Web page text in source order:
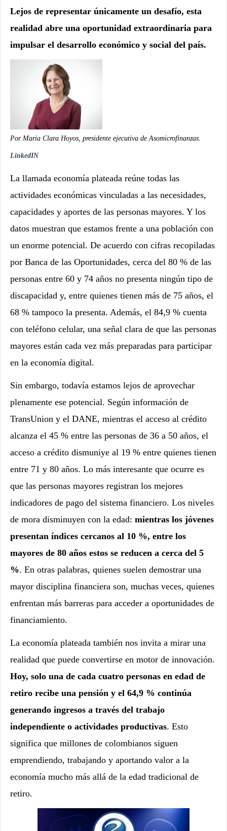
Lejos de representar únicamente un desafío, esta
realidad abre una oportunidad extraordinaria para
impulsar el desarrollo económico y social del país.
Por Maria Clara Hoyos, presidente ejecutiva de Asomicrofinanzas.
LinkedIN
La llamada economía plateada reúne todas las
actividades económicas vinculadas a las necesidades,
capacidades y aportes de las personas mayores. Y los
datos muestran que estamos frente a una población con
un enorme potencial. De acuerdo con cifras recopiladas
por Banca de las Oportunidades, cerca del 80 % de las
personas entre 60 y 74 años no presenta ningún tipo de
discapacidad y, entre quienes tienen más de 75 años, el
68 % tampoco la presenta. Además, el 84,9 % cuenta
con teléfono celular, una señal clara de que las personas
mayores están cada vez más preparadas para participar
en la economía digital.
Sin embargo, todavía estamos lejos de aprovechar
plenamente ese potencial. Según información de
TransUnion y el DANE, mientras el acceso al crédito
alcanza el 45 % entre las personas de 36 a 50 años, el
acceso a crédito dismuniye al 19 % entre quienes tienen
entre 71 y 80 años. Lo más interesante que ocurre es
que las personas mayores registran los mejores
indicadores de pago del sistema financiero. Los niveles
de mora disminuyen con la edad: mientras los jóvenes
presentan índices cercanos al 10 %, entre los
mayores de 80 años estos se reducen a cerca del 5
%. En otras palabras, quienes suelen demostrar una
mayor disciplina financiera son, muchas veces, quienes
enfrentan más barreras para acceder a oportunidades de
financiamiento.
La economía plateada también nos invita a mirar una
realidad que puede convertirse en motor de innovación.
Hoy, solo una de cada cuatro personas en edad de
retiro recibe una pensión y el 64,9 % continúa
generando ingresos a través del trabajo
independiente o actividades productivas. Esto
significa que millones de colombianos siguen
emprendiendo, trabajando y aportando valor a la
economía mucho más allá de la edad tradicional de
retiro.